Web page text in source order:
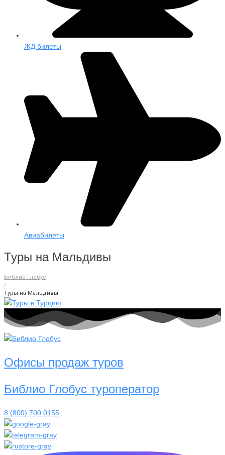
ЖД билеты
Авиабилеты
Туры на Мальдивы
Библио Глобус
/
Туры на Мальдивы
Офисы продаж туров
Библио Глобус туроператор
8 (800) 700 0155